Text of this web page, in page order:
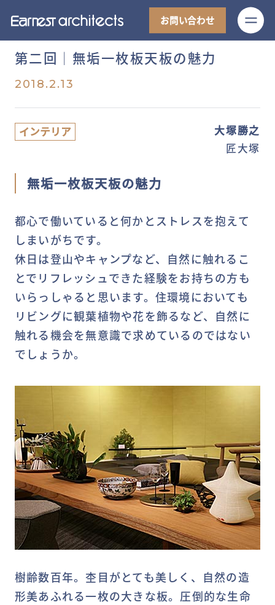
お問い合わせ
第二回│無垢一枚板天板の魅力
2018.2.13
インテリア
大塚勝之
匠大塚
無垢一枚板天板の魅力
都心で働いていると何かとストレスを抱えて
しまいがちです。
休日は登山やキャンプなど、自然に触れるこ
とでリフレッシュできた経験をお持ちの方も
いらっしゃると思います。住環境においても
リビングに観葉植物や花を飾るなど、自然に
触れる機会を無意識で求めているのではない
でしょうか。
樹齢数百年。杢目がとても美しく、自然の造
形美あふれる一枚の大きな板。圧倒的な生命